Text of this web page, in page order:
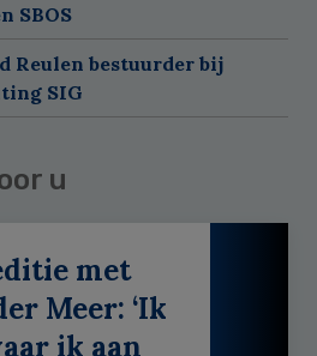
SBOS
Reulen bestuurder bij
SIG
u
met
Meer: ‘Ik
ik aan